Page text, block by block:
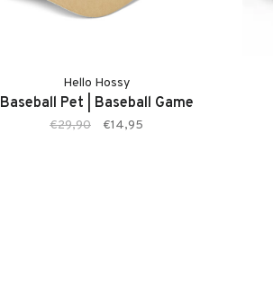
Hello Hossy
Baseball Pet | Baseball Game
€29,90 €14,95